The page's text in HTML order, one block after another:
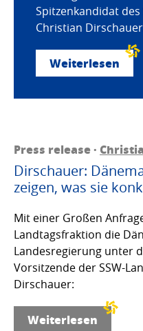
Spitzenkandidat des
Christian
Weiterlesen
Press release ·
Dirschauer:
zeigen, was sie
Mit einer Großen
Landtagsfraktion die
Landesregierung unter
Vorsitzende der SSW-
Dirschauer:
Weiterlesen